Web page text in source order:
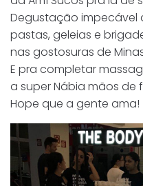
Degustação impecável
pastas, geleias e
nas gostosuras de
E pra completar
a super Nábia mãos de
Hope que a gente ama!